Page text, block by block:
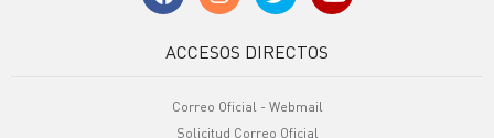
ACCESOS DIRECTOS
Correo Oficial - Webmail
Solicitud Correo Oficial